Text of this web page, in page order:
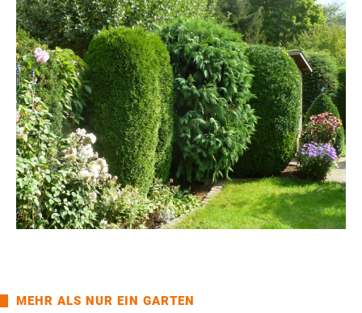
MEHR ALS NUR EIN GARTEN